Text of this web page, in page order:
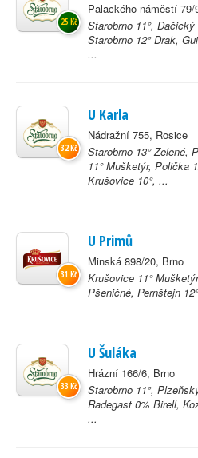
Palackého náměstí 79/
Starobrno 11°,
Starobrno 12° Drak,
...
25 Kč
U Karla
Nádražní 755, Rosice
Starobrno 13° Zelené,
11° Mušketýr, Polička
Krušovice 10°, ...
32 Kč
U Primů
Minská 898/20, Brno
Krušovice 11°
Pšeničné, Pernštejn
31 Kč
U Šuláka
Hrázní 166/6, Brno
Starobrno 11°,
Radegast 0% Birell,
...
33 Kč